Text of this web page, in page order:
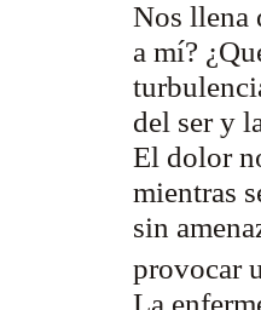
Nos llena
a mí?
del ser y
El dolor
mientras
sin
provocar
La